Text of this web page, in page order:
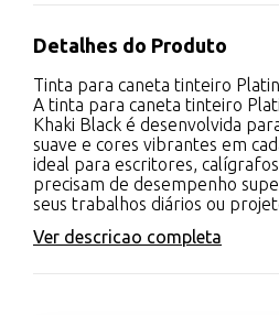
Detalhes do Produto
Tinta para caneta tinteiro
A tinta para caneta tinteiro
Khaki Black é desenvolvida
suave e cores vibrantes em
ideal para escritores,
precisam de desempenho
seus trabalhos diários ou
Ver descricao completa